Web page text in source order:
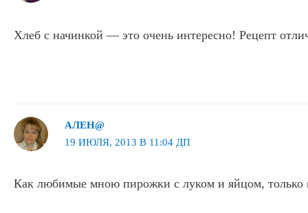
Хлеб с начинкой — это очень интересно! Рецепт
АЛЕН@
19 ИЮЛЯ, 2013 В 11:04 ДП
Как любимые мною пирожки с луком и яйцом, только